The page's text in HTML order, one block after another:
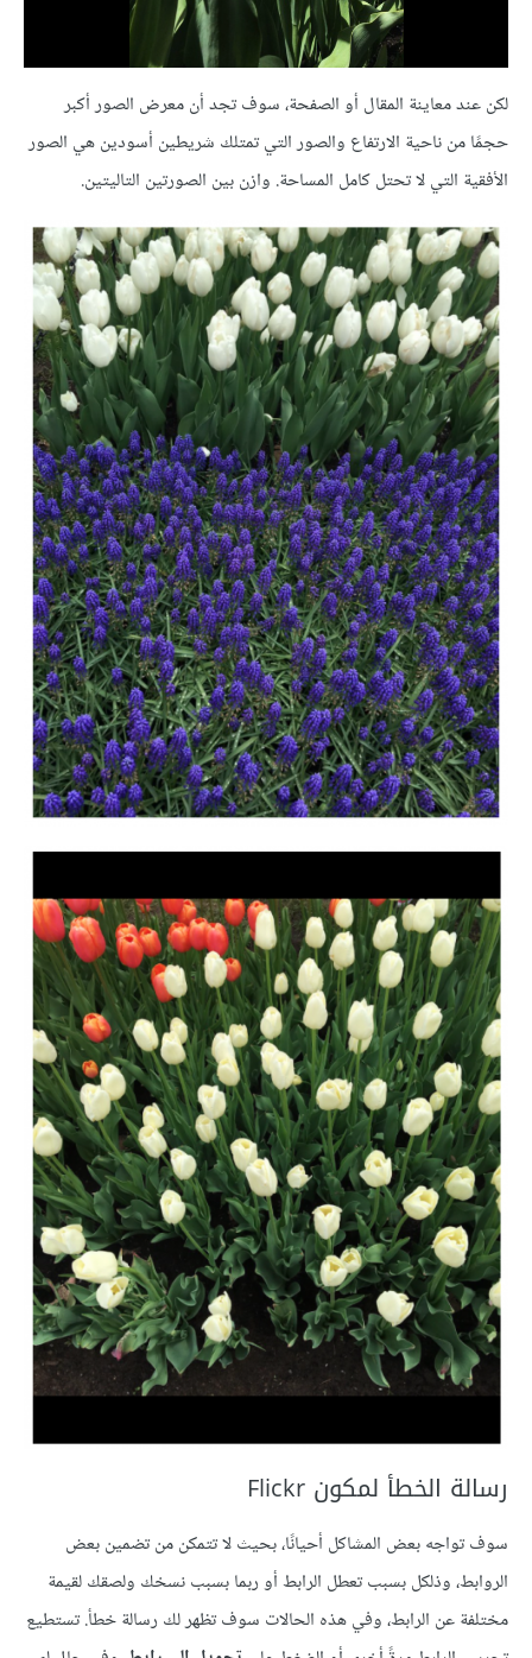
لكن عند معاينة المقال أو الصفحة، سوف تجد أن معرض الصور أكبر
حجمًا من ناحية الارتفاع والصور التي تمتلك شريطين أسودين هي الصور
الأفقية التي لا تحتل كامل المساحة. وازن بين الصورتين التاليتين.
رسالة الخطأ لمكون Flickr
سوف تواجه بعض المشاكل أحيانًا، بحيث لا تتمكن من تضمين بعض
الروابط، وذلكل بسبب تعطل الرابط أو ربما بسبب نسخك ولصقك لقيمة
مختلفة عن الرابط، وفي هذه الحالات سوف تظهر لك رسالة خطأ. تستطيع